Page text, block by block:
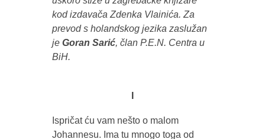
kod izdavača Zdenka Vlainića. Za
prevod s holandskog jezika zaslužan
je Goran Sarić, član P.E.N. Centra u
BiH.
Ispričat ću vam nešto o malom
Johannesu. Ima tu mnogo toga od